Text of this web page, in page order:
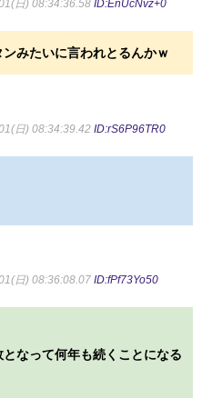
日) 08:34:36.58 ID:EnUcNvz+0
みたいに言われとるんかｗ
日) 08:34:39.42 ID:rS6P96TR0
日) 08:36:08.07 ID:fPf73Yo50
なって何年も続くことになる